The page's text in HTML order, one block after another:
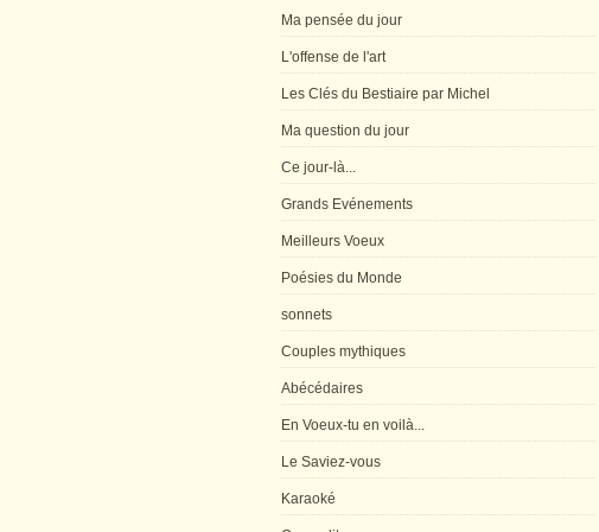
Ma pensée du jour
L'offense de l'art
Les Clés du Bestiaire par Michel
Ma question du jour
Ce jour-là...
Grands Evénements
Meilleurs Voeux
Poésies du Monde
sonnets
Couples mythiques
Abécédaires
En Voeux-tu en voilà...
Le Saviez-vous
Karaoké